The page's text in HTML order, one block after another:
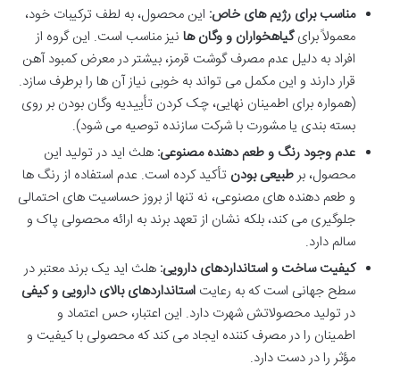
مناسب برای رژیم های خاص: این محصول، به لطف ترکیبات خود،
معمولاً برایگیاهخواران و وگان ها نیز مناسب است. این گروه از
افراد به دلیل عدم مصرف گوشت قرمز، بیشتر در معرض کمبود آهن
قرار دارند و این مکمل می تواند به خوبی نیاز آن ها را برطرف سازد.
(همواره برای اطمینان نهایی، چک کردن تأییدیه وگان بودن بر روی
بسته بندی یا مشورت با شرکت سازنده توصیه می شود).
عدم وجود رنگ و طعم دهنده مصنوعی: هلث اید در تولید این
محصول، بر طبیعی بودن تأکید کرده است. عدم استفاده از رنگ ها
و طعم دهنده های مصنوعی، نه تنها از بروز حساسیت های احتمالی
جلوگیری می کند، بلکه نشان از تعهد برند به ارائه محصولی پاک و
سالم دارد.
کیفیت ساخت و استانداردهای دارویی: هلث اید یک برند معتبر در
سطح جهانی است که به رعایت استانداردهای بالای دارویی و کیفی
در تولید محصولاتش شهرت دارد. این اعتبار، حس اعتماد و
اطمینان را در مصرف کننده ایجاد می کند که محصولی با کیفیت و
مؤثر را در دست دارد.